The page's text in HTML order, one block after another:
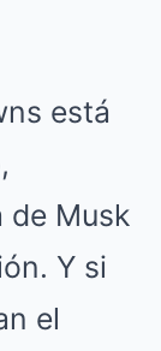
está
de Musk
Y si
el